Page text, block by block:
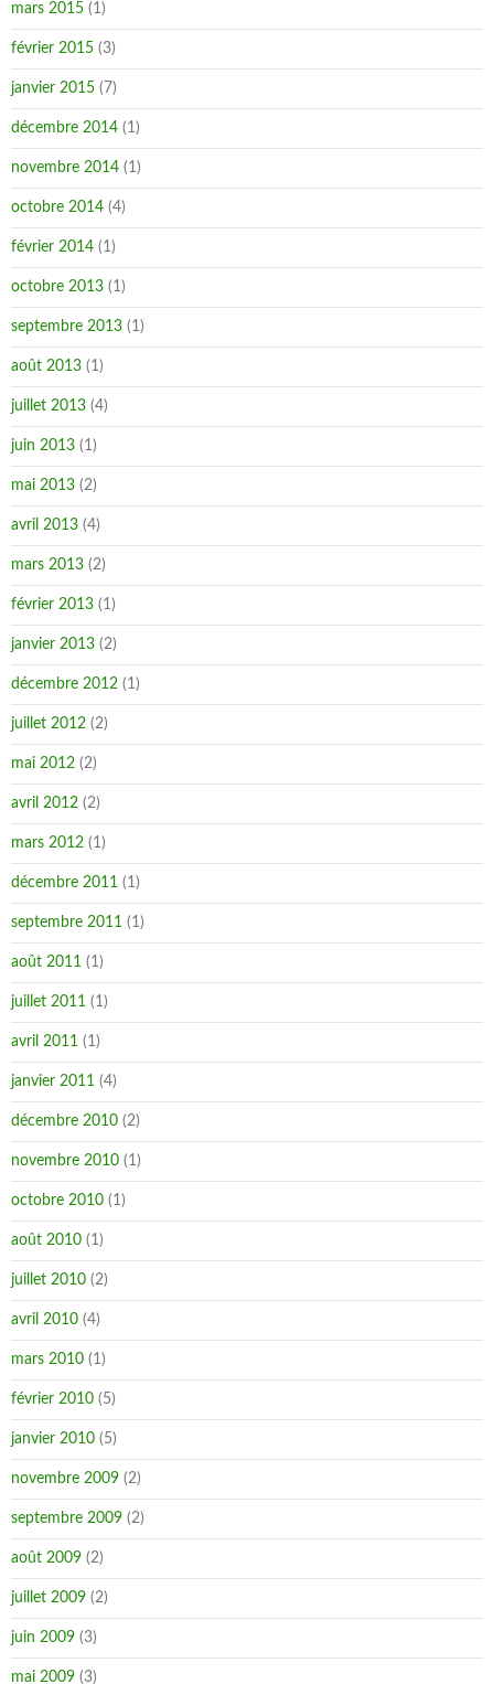
mars 2015 (1)
février 2015 (3)
janvier 2015 (7)
décembre 2014 (1)
novembre 2014 (1)
octobre 2014 (4)
février 2014 (1)
octobre 2013 (1)
septembre 2013 (1)
août 2013 (1)
juillet 2013 (4)
juin 2013 (1)
mai 2013 (2)
avril 2013 (4)
mars 2013 (2)
février 2013 (1)
janvier 2013 (2)
décembre 2012 (1)
juillet 2012 (2)
mai 2012 (2)
avril 2012 (2)
mars 2012 (1)
décembre 2011 (1)
septembre 2011 (1)
août 2011 (1)
juillet 2011 (1)
avril 2011 (1)
janvier 2011 (4)
décembre 2010 (2)
novembre 2010 (1)
octobre 2010 (1)
août 2010 (1)
juillet 2010 (2)
avril 2010 (4)
mars 2010 (1)
février 2010 (5)
janvier 2010 (5)
novembre 2009 (2)
septembre 2009 (2)
août 2009 (2)
juillet 2009 (2)
juin 2009 (3)
mai 2009 (3)